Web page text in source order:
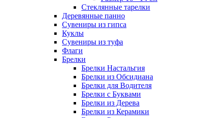
Стеклянные тарелки
Деревянные панно
Сувениры из гипса
Куклы
Сувениры из туфа
Флаги
Брелки
Брелки Настальгия
Брелки из Обсидиана
Брелки для Водителя
Брелки с Буквами
Брелки из Дерева
Брелки из Керамики